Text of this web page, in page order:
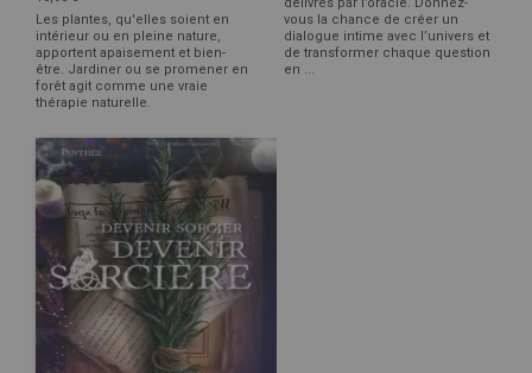
Les plantes, qu'elles soient en
intérieur ou en pleine nature,
apportent apaisement et bien-
être. Jardiner ou se promener en
forêt agit comme une vraie
thérapie naturelle.
vous la chance de créer un
dialogue intime avec l’univers et
de transformer chaque question
en ...